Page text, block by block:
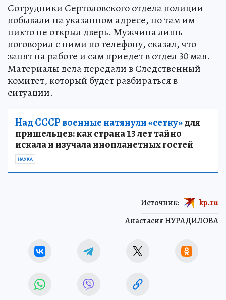
Сотрудники Сертоловского отдела полиции
побывали на указанном адресе, но там им
никто не открыл дверь. Мужчина лишь
поговорил с ними по телефону, сказал, что
занят на работе и сам приедет в отдел 30 мая.
Материалы дела передали в Следственный
комитет, который будет разбираться в
ситуации.
Над СССР военные натянули «сетку»для
пришельцев: как страна 13 лет тайно
искала и изучала инопланетных гостей
НАУКА
Анастасия НУРАДИЛОВА
Источник: kp.ru